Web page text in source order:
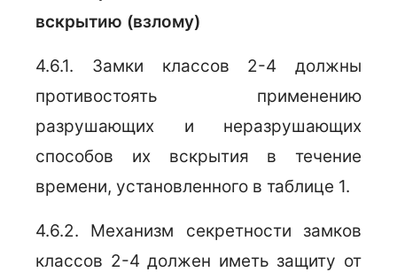
вскрытию (взлому)
4.6.1. Замки классов 2-4 должны
противостоять применению
разрушающих и неразрушающих
способов их вскрытия в течение
времени, установленного в таблице 1.
4.6.2. Механизм секретности замков
классов 2-4 должен иметь защиту от